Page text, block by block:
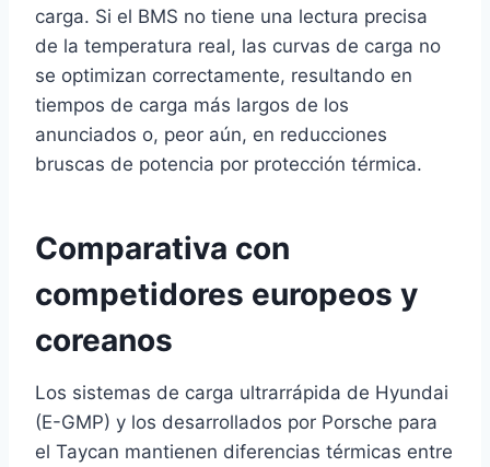
carga. Si el BMS no tiene una lectura precisa
de la temperatura real, las curvas de carga no
se optimizan correctamente, resultando en
tiempos de carga más largos de los
anunciados o, peor aún, en reducciones
bruscas de potencia por protección térmica.
Comparativa con
competidores europeos y
coreanos
Los sistemas de carga ultrarrápida de Hyundai
(E-GMP) y los desarrollados por Porsche para
el Taycan mantienen diferencias térmicas entre